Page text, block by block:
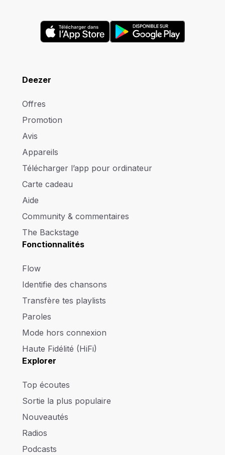
Deezer
Offres
Promotion
Avis
Appareils
Télécharger l’app pour ordinateur
Carte cadeau
Aide
Community & commentaires
The Backstage
Fonctionnalités
Flow
Identifie des chansons
Transfère tes playlists
Paroles
Mode hors connexion
Haute Fidélité (HiFi)
Explorer
Top écoutes
Sortie la plus populaire
Nouveautés
Radios
Podcasts